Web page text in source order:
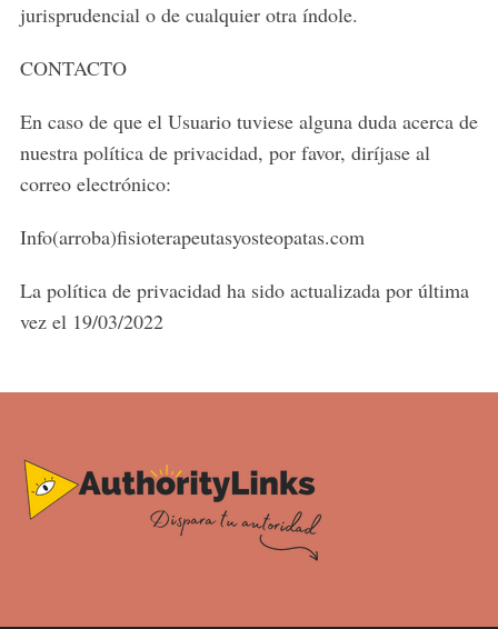
jurisprudencial o de cualquier otra índole.
CONTACTO
En caso de que el Usuario tuviese alguna duda acerca de
nuestra política de privacidad, por favor, diríjase al
correo electrónico:
Info(arroba)fisioterapeutasyosteopatas.com
La política de privacidad ha sido actualizada por última
vez el 19/03/2022